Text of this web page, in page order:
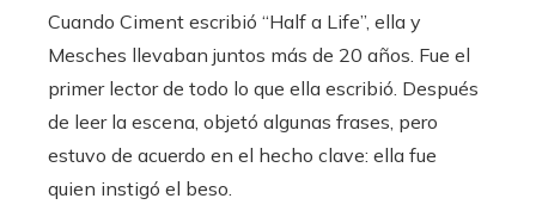
Cuando Ciment escribió “Half a Life”, ella y
Mesches llevaban juntos más de 20 años. Fue el
primer lector de todo lo que ella escribió. Después
de leer la escena, objetó algunas frases, pero
estuvo de acuerdo en el hecho clave: ella fue
quien instigó el beso.